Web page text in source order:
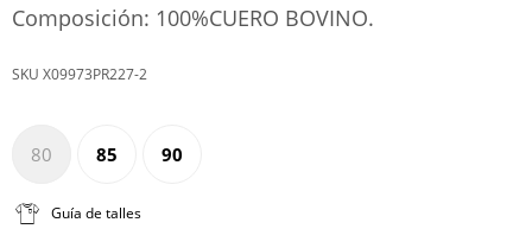
Composición: 100%CUERO BOVINO.
X09973PR227-2
80 85 90
Guía de talles